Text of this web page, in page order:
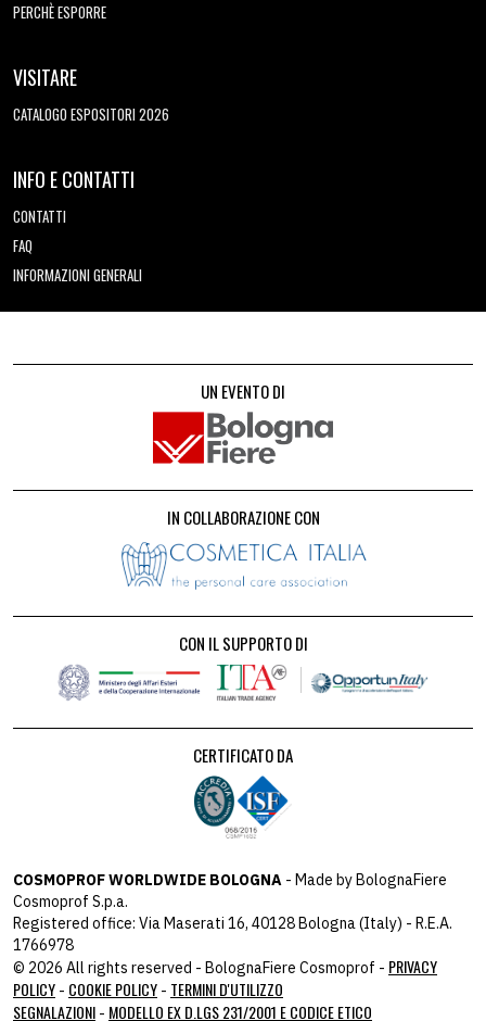
PERCHÈ ESPORRE
VISITARE
CATALOGO ESPOSITORI 2026
INFO E CONTATTI
CONTATTI
FAQ
INFORMAZIONI GENERALI
UN EVENTO DI
IN COLLABORAZIONE CON
CON IL SUPPORTO DI
CERTIFICATO DA
COSMOPROF WORLDWIDE BOLOGNA - Made by BolognaFiere
Cosmoprof S.p.a.
Registered office: Via Maserati 16, 40128 Bologna (Italy) - R.E.A.
1766978
© 2026 All rights reserved - BolognaFiere Cosmoprof - PRIVACY
POLICY - COOKIE POLICY - TERMINI D'UTILIZZO
SEGNALAZIONI - MODELLO EX D.LGS 231/2001 E CODICE ETICO